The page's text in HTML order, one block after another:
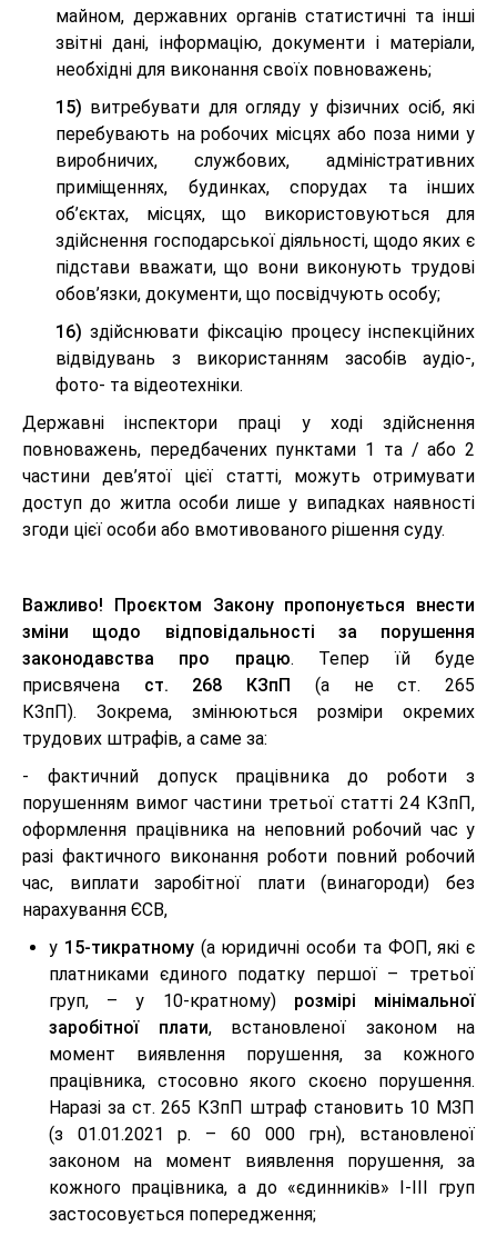
майном, державних органів статистичні та інші
звітні дані, інформацію, документи і матеріали,
необхідні для виконання своїх повноважень;
15) витребувати для огляду у фізичних осіб, які
перебувають на робочих місцях або поза ними у
виробничих, службових, адміністративних
приміщеннях, будинках, спорудах та інших
об’єктах, місцях, що використовуються для
здійснення господарської діяльності, щодо яких є
підстави вважати, що вони виконують трудові
обов’язки, документи, що посвідчують особу;
16) здійснювати фіксацію процесу інспекційних
відвідувань з використанням засобів аудіо-,
фото- та відеотехніки.
Державні інспектори праці у ході здійснення
повноважень, передбачених пунктами 1 та / або 2
частини дев’ятої цієї статті, можуть отримувати
доступ до житла особи лише у випадках наявності
згоди цієї особи або вмотивованого рішення суду.
Важливо!
Проєктом Закону пропонується внести
зміни щодо відповідальності за порушення
законодавства про працю. Тепер їй буде
присвячена ст. 268 КЗпП (а не ст. 265
КЗпП). Зокрема, змінюються розміри окремих
трудових штрафів, а саме за:
- фактичний допуск працівника до роботи з
порушенням вимог частини третьої статті 24 КЗпП,
оформлення працівника на неповний робочий час у
разі фактичного виконання роботи повний робочий
час, виплати заробітної плати (винагороди) без
нарахування ЄСВ,
у 15-тикратному(а юридичні особи та ФОП, які є
платниками єдиного податку першої – третьої
груп, – у 10-кратному) розмірі мінімальної
заробітної плати, встановленої законом на
момент виявлення порушення, за кожного
працівника, стосовно якого скоєно порушення.
Наразі за ст. 265 КЗпП штраф становить 10 МЗП
(з 01.01.2021 р. – 60 000 грн), встановленої
законом на момент виявлення порушення, за
кожного працівника, а до «єдинників» І-ІІІ груп
застосовується попередження;